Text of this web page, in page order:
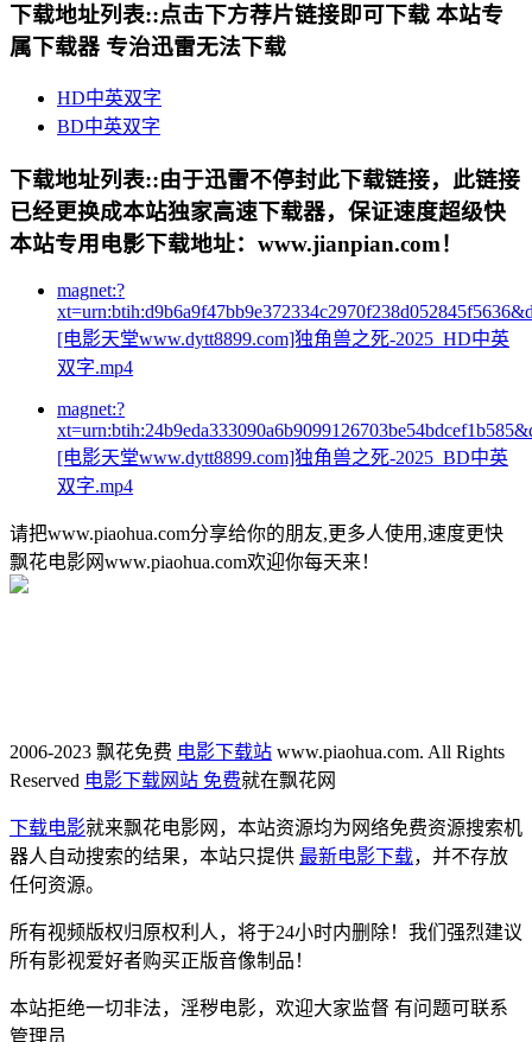
下载地址列表::点击下方荐片链接即可下载 本站专
属下载器 专治迅雷无法下载
HD中英双字
BD中英双字
下载地址列表::由于迅雷不停封此下载链接，此链接
已经更换成本站独家高速下载器，保证速度超级快
本站专用电影下载地址：www.jianpian.com！
magnet:?
[电影天堂www.dytt8899.com]独角兽之死-2025_HD中英
双字.mp4
magnet:?
[电影天堂www.dytt8899.com]独角兽之死-2025_BD中英
双字.mp4
请把www.piaohua.com分享给你的朋友,更多人使用,速度更快
飘花电影网www.piaohua.com欢迎你每天来！
2006-2023 飘花免费 电影下载站 www.piaohua.com. All Rights
Reserved 电影下载网站 免费就在飘花网
下载电影就来飘花电影网，本站资源均为网络免费资源搜索机
器人自动搜索的结果，本站只提供 最新电影下载，并不存放
任何资源。
所有视频版权归原权利人，将于24小时内删除！我们强烈建议
所有影视爱好者购买正版音像制品！
本站拒绝一切非法，淫秽电影，欢迎大家监督 有问题可联系
管理员